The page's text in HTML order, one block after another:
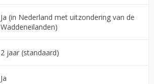
Ja (in Nederland met uitzondering van de
Waddeneilanden)
2 jaar (standaard)
Ja